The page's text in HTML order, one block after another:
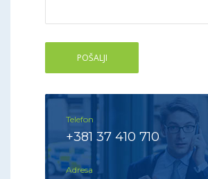
Telefon
+381 37 410 710
Adresa